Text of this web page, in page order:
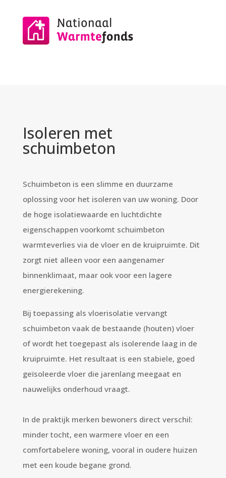
Isoleren met
schuimbeton
Schuimbeton is een slimme en duurzame
oplossing voor het isoleren van uw woning. Door
de hoge isolatiewaarde en luchtdichte
eigenschappen voorkomt schuimbeton
warmteverlies via de vloer en de kruipruimte. Dit
zorgt niet alleen voor een aangenamer
binnenklimaat, maar ook voor een lagere
energierekening.
Bij toepassing als vloerisolatie vervangt
schuimbeton vaak de bestaande (houten) vloer
of wordt het toegepast als isolerende laag in de
kruipruimte. Het resultaat is een stabiele, goed
geïsoleerde vloer die jarenlang meegaat en
nauwelijks onderhoud vraagt.
In de praktijk merken bewoners direct verschil:
minder tocht, een warmere vloer en een
comfortabelere woning, vooral in oudere huizen
met een koude begane grond.